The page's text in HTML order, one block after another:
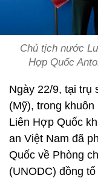
Chủ tịch nước
Hợp Quốc
Ngày 22/9, tại trụ
(Mỹ), trong
Liên Hợp Quốc
an Việt Nam đã
Quốc về Phòng
(UNODC) đồng